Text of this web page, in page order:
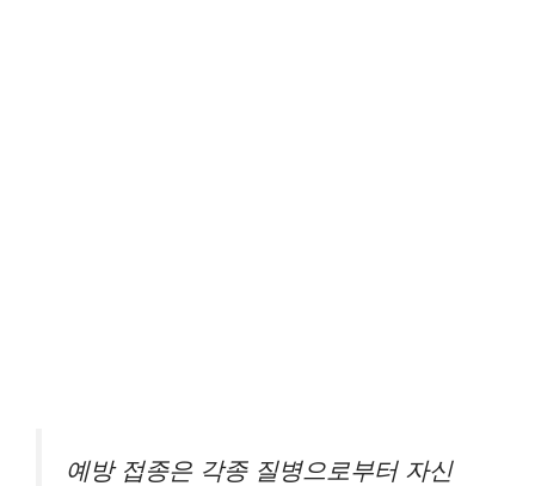
예방 접종은 각종 질병으로부터 자신